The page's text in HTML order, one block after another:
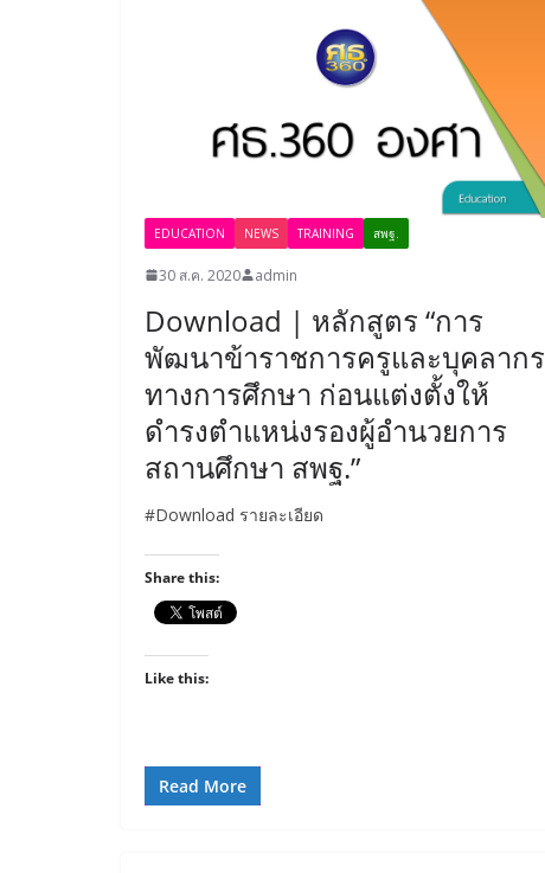
EDUCATION NEWS TRAINING สพฐ.
30 ส.ค. 2020 admin
Download | หลักสูตร “การ
พัฒนาข้าราชการครูและบุคลากร
ทางการศึกษา ก่อนแต่งตั้งให้
ดำรงตำแหน่งรองผู้อำนวยการ
สถานศึกษา สพฐ.”
#Download รายละเอียด
Share this:
Like this:
Read More